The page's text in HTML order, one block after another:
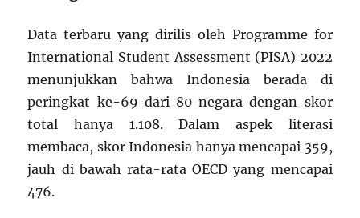
Data terbaru yang dirilis oleh Programme for
International Student Assessment (PISA) 2022
menunjukkan bahwa Indonesia berada di
peringkat ke-69 dari 80 negara dengan skor
total hanya 1.108. Dalam aspek literasi
membaca, skor Indonesia hanya mencapai 359,
jauh di bawah rata-rata OECD yang mencapai
476.